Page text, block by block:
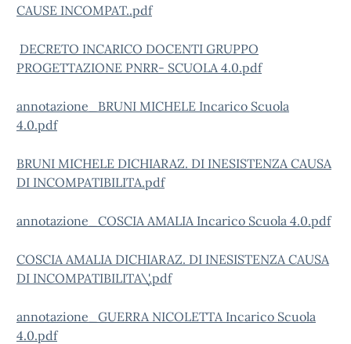
CAUSE INCOMPAT..pdf
DECRETO INCARICO DOCENTI GRUPPO
PROGETTAZIONE PNRR- SCUOLA 4.0.pdf
annotazione_BRUNI MICHELE Incarico Scuola
4.0.pdf
BRUNI MICHELE DICHIARAZ. DI INESISTENZA CAUSA
DI INCOMPATIBILITA.pdf
annotazione_COSCIA AMALIA Incarico Scuola 4.0.pdf
COSCIA AMALIA DICHIARAZ. DI INESISTENZA CAUSA
DI INCOMPATIBILITA\'.pdf
annotazione_GUERRA NICOLETTA Incarico Scuola
4.0.pdf